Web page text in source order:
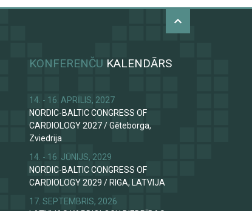
KONFERENČU KALENDĀRS
14. - 16. APRĪLIS, 2027
NORDIC-BALTIC CONGRESS OF
CARDIOLOGY 2027/Gēteborga,
Zviedrija
14. - 16. JŪNIJS, 2029
NORDIC-BALTIC CONGRESS OF
CARDIOLOGY 2029 / RIGA, LATVIJA
17. SEPTEMBRIS, 2026